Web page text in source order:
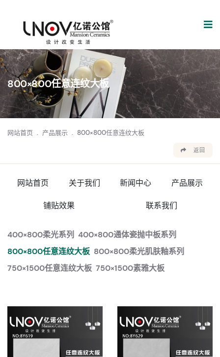
800×800任意连纹大板
网站首页 . 产品展示 . 800×800任意连纹大板
返回
网站首页 关于我们 新闻中心 产品展示
铺贴效果 联系我们
400×800柔光系列 400×800通体瓷抛中板系列
800×800任意连纹大板 800×800柔光肌肤釉系列
750×1500任意连纹大板 750×1500素雅大板